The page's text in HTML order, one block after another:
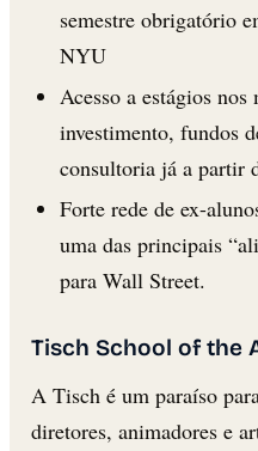
semestre obrigatório
NYU
Acesso a estágios nos
investimento, fundos
consultoria já a partir
Forte rede de ex-
uma das principais
para Wall Street.
Tisch School of the
A Tisch é um paraíso
diretores, animadores e